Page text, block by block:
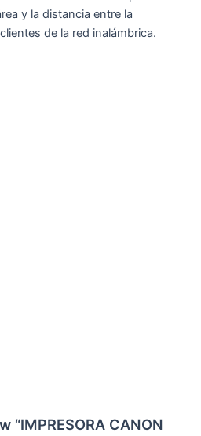
y la distancia entre la
de la red inalámbrica.
CANON